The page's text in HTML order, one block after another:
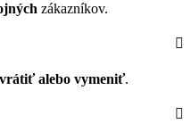
zákazníkov.
vrátiť alebo vymeniť.